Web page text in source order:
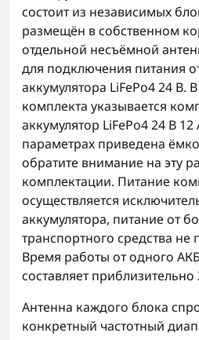
состоит из независимых
размещён в собственном
отдельной несъёмной
для подключения питания
аккумулятора LiFePo4 24 В.
комплекта указывается
аккумулятор LiFePo4 24 В 12
параметрах приведена
обратите внимание на эту
комплектации. Питание
осуществляется
аккумулятора, питание от
транспортного средства не
Время работы от одного
составляет приблизительно
Антенна каждого блока
конкретный частотный